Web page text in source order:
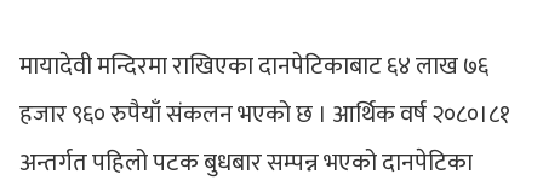
मायादेवी मन्दिरमा राखिएका दानपेटिकाबाट ६४ लाख ७६
हजार ९६० रुपैयाँ संकलन भएको छ । आर्थिक वर्ष २०८०।८१
अन्तर्गत पहिलो पटक बुधबार सम्पन्न भएको दानपेटिका